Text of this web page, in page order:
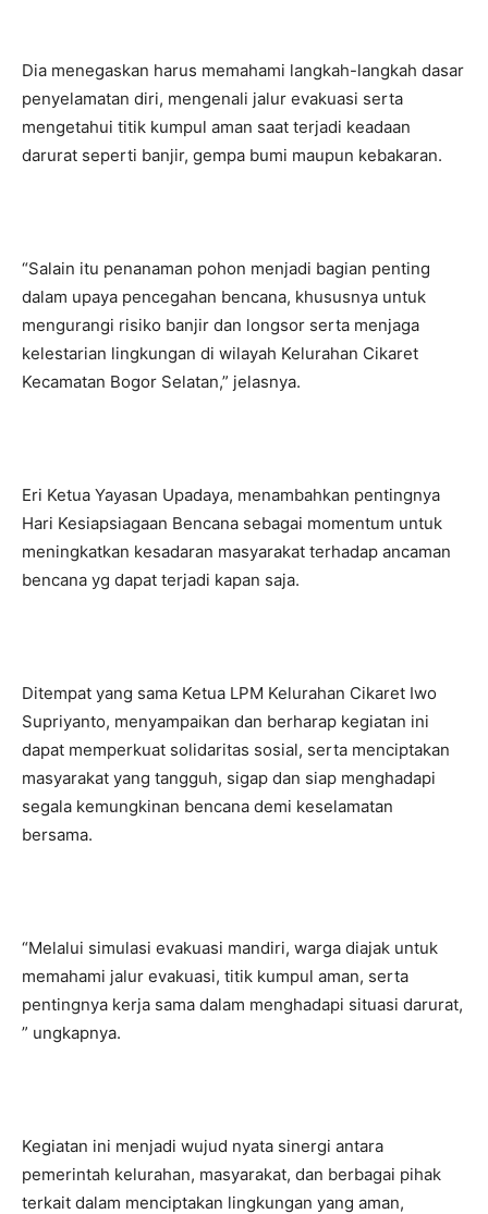
Dia menegaskan harus memahami langkah-langkah dasar
penyelamatan diri, mengenali jalur evakuasi serta
mengetahui titik kumpul aman saat terjadi keadaan
darurat seperti banjir, gempa bumi maupun kebakaran.
“Salain itu penanaman pohon menjadi bagian penting
dalam upaya pencegahan bencana, khususnya untuk
mengurangi risiko banjir dan longsor serta menjaga
kelestarian lingkungan di wilayah Kelurahan Cikaret
Kecamatan Bogor Selatan,” jelasnya.
Eri Ketua Yayasan Upadaya, menambahkan pentingnya
Hari Kesiapsiagaan Bencana sebagai momentum untuk
meningkatkan kesadaran masyarakat terhadap ancaman
bencana yg dapat terjadi kapan saja.
Ditempat yang sama Ketua LPM Kelurahan Cikaret Iwo
Supriyanto, menyampaikan dan berharap kegiatan ini
dapat memperkuat solidaritas sosial, serta menciptakan
masyarakat yang tangguh, sigap dan siap menghadapi
segala kemungkinan bencana demi keselamatan
bersama.
“Melalui simulasi evakuasi mandiri, warga diajak untuk
memahami jalur evakuasi, titik kumpul aman, serta
pentingnya kerja sama dalam menghadapi situasi darurat,
” ungkapnya.
Kegiatan ini menjadi wujud nyata sinergi antara
pemerintah kelurahan, masyarakat, dan berbagai pihak
terkait dalam menciptakan lingkungan yang aman,